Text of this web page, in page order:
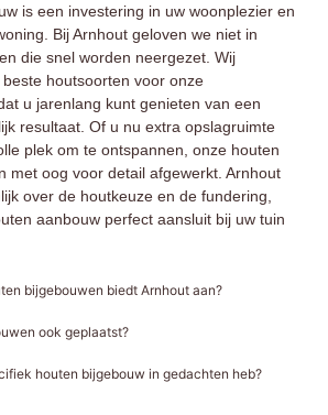
is een investering in uw woonplezier en
Bij Arnhout geloven we niet in
die snel worden neergezet. Wij
houtsoorten voor onze
u jarenlang kunt genieten van een
resultaat. Of u nu extra opslagruimte
plek om te ontspannen, onze houten
met oog voor detail afgewerkt. Arnhout
over de houtkeuze en de fundering,
aanbouw perfect aansluit bij uw tuin
bijgebouwen biedt Arnhout aan?
ook geplaatst?
houten bijgebouw in gedachten heb?